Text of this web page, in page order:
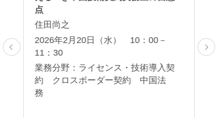
点
住田尚之
2026年2月20日（水） 10：00－
11：30
業務分野：ライセンス・技術導入契
約 クロスボーダー契約 中国法
務